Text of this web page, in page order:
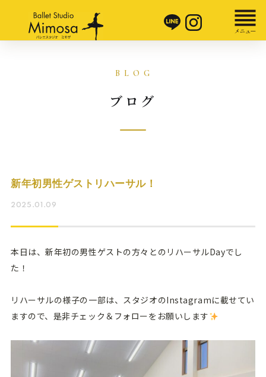
ブログ
新年初男性ゲストリハーサル！
2025.01.09
本日は、新年初の男性ゲストの方々とのリハーサルDayでし
た！
リハーサルの様子の一部は、スタジオのInstagramに載せてい
ますので、是非チェック＆フォローをお願いします